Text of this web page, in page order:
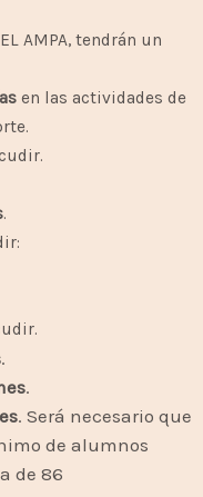
AMPA, tendrán un
en las actividades de
.
.
.
. Será necesario que
de alumnos
de 86